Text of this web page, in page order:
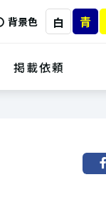
背景色 白 青
掲載依頼